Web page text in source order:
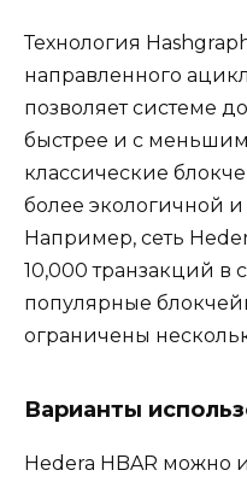
Технология
направленного
позволяет системе
быстрее и с
классические
более экологичной
Например, сеть
10,000 транзакций в
популярные
ограничены
Варианты
Hedera HBAR можно